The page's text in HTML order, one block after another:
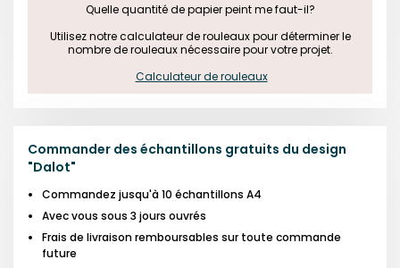
Quelle quantité de papier peint me faut-il?
Utilisez notre calculateur de rouleaux pour déterminer le
nombre de rouleaux nécessaire pour votre projet.
Calculateur de rouleaux
Commander des échantillons gratuits du design
"Dalot"
Commandez jusqu'à 10 échantillons A4
Avec vous sous 3 jours ouvrés
Frais de livraison remboursables sur toute commande
future